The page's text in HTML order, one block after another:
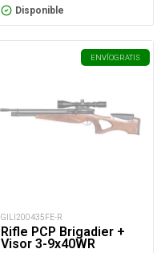
Disponible
ENVÍOGRATIS
GILI200435FE-R
Rifle PCP Brigadier +
Visor 3-9x40WR